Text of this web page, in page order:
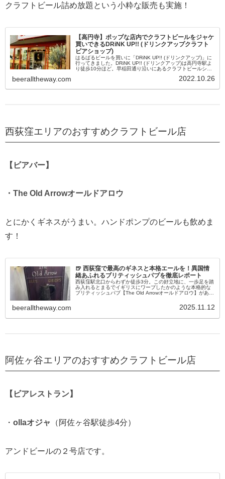
クラフトビール詰め放題という小粋な販売も実施！
【高円寺】ポップな店内でクラフトビールをジャケ
買いできるDRiNK UP!! (ドリンクアップクラフト
ビアショップ)
はるばるビールを買いに「DRiNK UP!! (ドリンクアップ)」に
行ってきました。DRiNK UP!! (ドリンクアップ)は高円寺駅よ
り徒歩10分ほど。早稲田通り沿いにあるクラフトビールショ
beeralltheway.com 2022.10.26
西荻窪エリアのおすすめクラフトビール店
【ビアバー】
・The Old Arrowオールドアロウ
とにかくギネスがうまい。ハンドポンプのビールも飲めま
す！
🍺 西荻窪で最高のギネスと本格エールを！異国情
緒あふれるブリティッシュパブを徹底レポート
西荻窪駅北口からわずか徒歩3分。この好立地に、一歩足を踏
み入れるとまるでイギリスにワープしたかのような本格的な
ブリティッシュパブ【The Old Arrowオールドアロウ】があり
beeralltheway.com 2025.11.12
阿佐ヶ谷エリアのおすすめクラフトビール店
【ビアレストラン】
・ ollaオジャ （阿佐ヶ谷駅徒歩4分）
アンドビールの２号店です。